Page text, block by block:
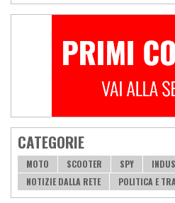
CATEGORIE
MOTO SCOOTER SPY
NOTIZIE DALLA RETE
POLITICA E